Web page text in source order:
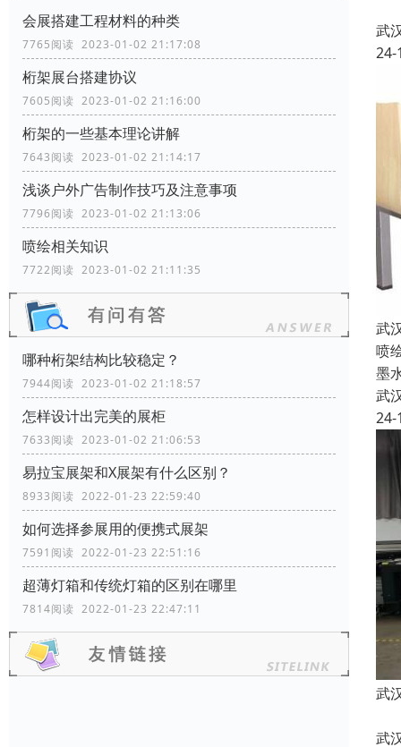
会展搭建工程材料的种类
7765阅读 2023-01-02 21:17:08
桁架展台搭建协议
7605阅读 2023-01-02 21:16:00
桁架的一些基本理论讲解
7643阅读 2023-01-02 21:14:17
浅谈户外广告制作技巧及注意事项
7796阅读 2023-01-02 21:13:06
喷绘相关知识
7722阅读 2023-01-02 21:11:35
哪种桁架结构比较稳定？
7944阅读 2023-01-02 21:18:57
怎样设计出完美的展柜
7633阅读 2023-01-02 21:06:53
易拉宝展架和X展架有什么区别？
8933阅读 2022-01-23 22:59:40
如何选择参展用的便携式展架
7591阅读 2022-01-23 22:51:16
超薄灯箱和传统灯箱的区别在哪里
7814阅读 2022-01-23 22:47:11
武
24-
武
喷
墨
武
24-
武
武